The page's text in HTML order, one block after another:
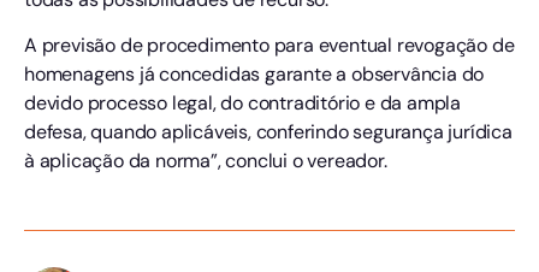
A previsão de procedimento para eventual revogação de
homenagens já concedidas garante a observância do
devido processo legal, do contraditório e da ampla
defesa, quando aplicáveis, conferindo segurança jurídica
à aplicação da norma”, conclui o vereador.